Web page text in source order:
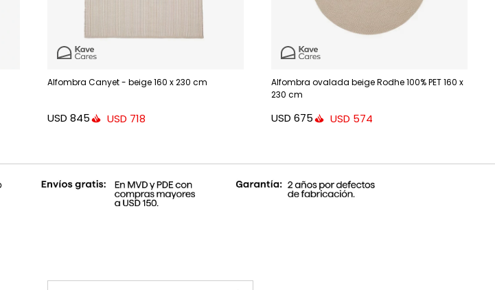
Alfombra Canyet - beige 160 x 230 cm
USD 845 USD 718
Alfombra ovalada beige Rodhe 100% PET 160 x
230 cm
USD 675 USD 574